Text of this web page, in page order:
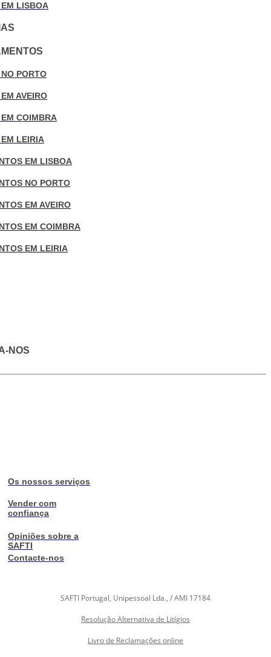
LISBOA
PORTO
AVEIRO
COIMBRA
LEIRIA
EM LISBOA
NO PORTO
EM AVEIRO
EM COIMBRA
EM LEIRIA
NOS
Os nossos serviços
Vender com
confiança
Opiniões sobre a
SAFTI
Contacte-nos
SAFTI Portugal, Unipessoal Lda., / AMI 17184
Resolução Alternativa de Litígios
Livro de Reclamações online